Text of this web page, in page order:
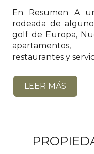
En Resumen A
rodeada de
golf de Europa,
apartamentos,
restaurantes y
LEER MÁS